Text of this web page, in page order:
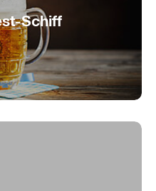
Schiff
und Schunkeln!